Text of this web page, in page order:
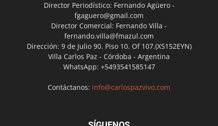
Director Periodístico: Fernando Agüero -
fgaguero@gmail.com
Director Comercial: Fernando Villa -
fernando.villa@fmazul.com
Dirección: 9 de Julio 90. Piso 10. Of 107.(X5152EYN)
Villa Carlos Paz - Córdoba - Argentina
WhatsApp: +5493541585147
Contáctanos: info@carlospazvivo.com